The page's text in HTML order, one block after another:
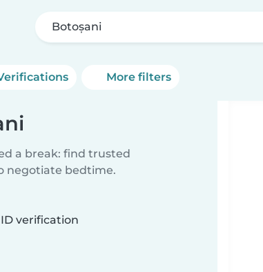
Botoșani
More filters
a break: find trusted
negotiate bedtime.
verification